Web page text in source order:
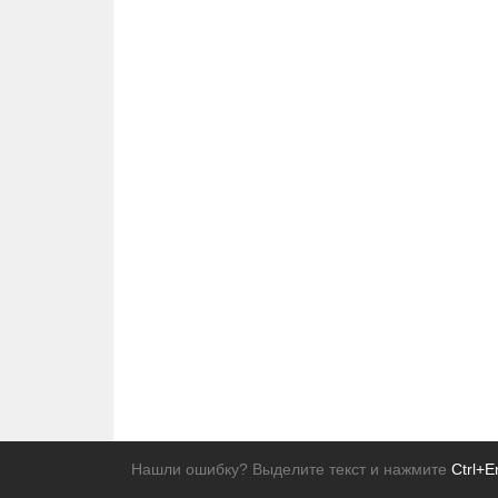
Нашли ошибку? Выделите текст и нажмите